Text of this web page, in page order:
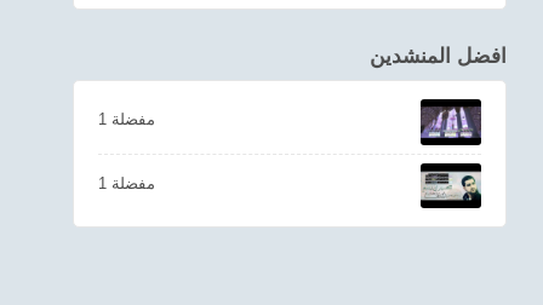
افضل المنشدين
1 مفضلة
1 مفضلة